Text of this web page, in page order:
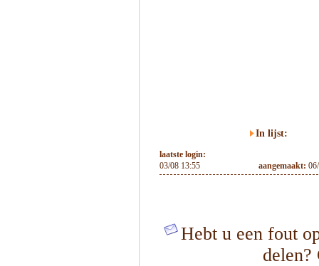
In lijst:
laatste login:
03/08 13:55
aangemaakt:
Hebt u een fout